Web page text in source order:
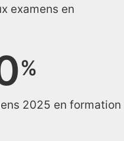
examens en
2025 en formation
%